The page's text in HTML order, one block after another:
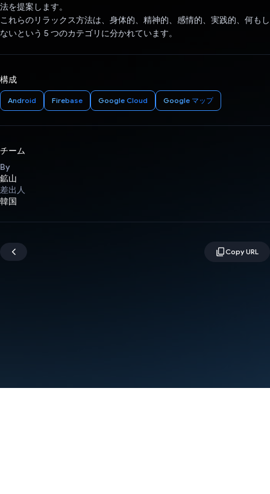
法を提案します。
これらのリラックス方法は、身体的、精神的、感情的、実践的、何もし
ないという 5 つのカテゴリに分かれています。
構成
Android Firebase Google Cloud Google マップ
チーム
By
鉱山
差出人
韓国